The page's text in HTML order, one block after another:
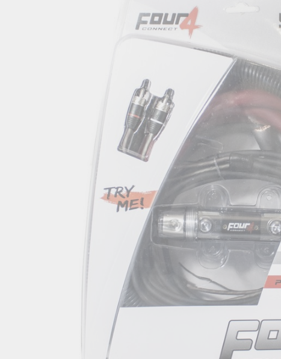
Pavyzdžiui, skolinantis 300,00€,
Pavyzdžiui, skolinantis
300,00 €, kai sutartis sudaroma